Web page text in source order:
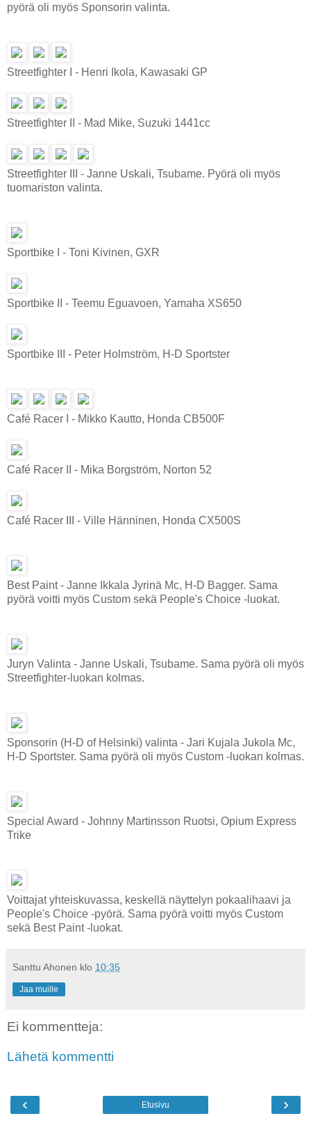
pyörä oli myös Sponsorin valinta.
Streetfighter I - Henri Ikola, Kawasaki GP
Streetfighter II - Mad Mike, Suzuki 1441cc
Streetfighter III - Janne Uskali, Tsubame. Pyörä oli myös
tuomariston valinta.
Sportbike I - Toni Kivinen, GXR
Sportbike II - Teemu Eguavoen, Yamaha XS650
Sportbike III - Peter Holmström, H-D Sportster
Café Racer I - Mikko Kautto, Honda CB500F
Café Racer II - Mika Borgström, Norton 52
Café Racer III - Ville Hänninen, Honda CX500S
Best Paint - Janne Ikkala Jyrinä Mc, H-D Bagger. Sama
pyörä voitti myös Custom sekä People's Choice -luokat.
Juryn Valinta - Janne Uskali, Tsubame. Sama pyörä oli myös
Streetfighter-luokan kolmas.
Sponsorin (H-D of Helsinki) valinta - Jari Kujala Jukola Mc,
H-D Sportster. Sama pyörä oli myös Custom -luokan kolmas.
Special Award - Johnny Martinsson Ruotsi, Opium Express
Trike
Voittajat yhteiskuvassa, keskellä näyttelyn pokaalihaavi ja
People's Choice -pyörä. Sama pyörä voitti myös Custom
sekä Best Paint -luokat.
Santtu Ahonen klo 10:35
Jaa muille
Ei kommentteja:
Lähetä kommentti
‹ ›
Etusivu